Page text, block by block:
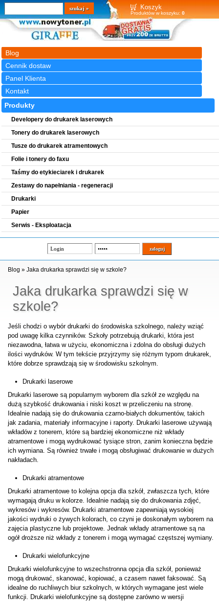
Koszyk
Produktów w koszyku: 0
Blog
Cennik dostaw
Panel Klienta
Kontakt
Wyszukiwarka
szukaj
Produkty
Developery do drukarek laserowych
Tonery do drukarek laserowych
Tusze do drukarek atramentowych
Folie i tonery do faxu
Taśmy do etykieciarek i drukarek
Zestawy do napełniania - regeneracji
Drukarki
Papier
Serwis - Eksploatacja
Jaka drukarka sprawdzi się w
szkole?
Blog »Jaka drukarka sprawdzi się w szkole?
Jeśli chodzi o wybór drukarki do środowiska szkolnego, należy wziąć
pod uwagę kilka czynników. Szkoły potrzebują drukarki, która jest
niezawodna, łatwa w użyciu, ekonomiczna i zdolna do obsługi dużych
ilości wydruków. W tym tekście przyjrzymy się różnym typom drukarek,
które dobrze sprawdzają się w środowisku szkolnym.
Drukarki laserowe
Drukarki laserowe są popularnym wyborem dla szkół ze względu na
dużą szybkość drukowania i niski koszt w przeliczeniu na stronę.
Idealnie nadają się do drukowania czarno-białych dokumentów, takich
jak zadania, materiały informacyjne i raporty. Drukarki laserowe używają
wkładów z tonerem, które są bardziej ekonomiczne niż wkłady
atramentowe i mogą wydrukować tysiące stron, zanim konieczna będzie
ich wymiana. Są również trwałe i mogą obsługiwać drukowanie w dużych
nakładach.
Drukarki atramentowe
Drukarki atramentowe to kolejna opcja dla szkół, zwłaszcza tych, które
wymagają druku w kolorze. Idealnie nadają się do drukowania zdjęć,
wykresów i wykresów. Drukarki atramentowe zapewniają wysokiej
jakości wydruki o żywych kolorach, co czyni je doskonałym wyborem na
zajęcia plastyczne lub projektowe. Jednak wkłady atramentowe są na
ogół droższe niż wkłady z tonerem i mogą wymagać częstszej wymiany.
Drukarki wielofunkcyjne
Drukarki wielofunkcyjne to wszechstronna opcja dla szkół, ponieważ
mogą drukować, skanować, kopiować, a czasem nawet faksować. Są
idealne do ruchliwych biur szkolnych, w których wymagane jest wiele
funkcji. Drukarki wielofunkcyjne są dostępne zarówno w wersji